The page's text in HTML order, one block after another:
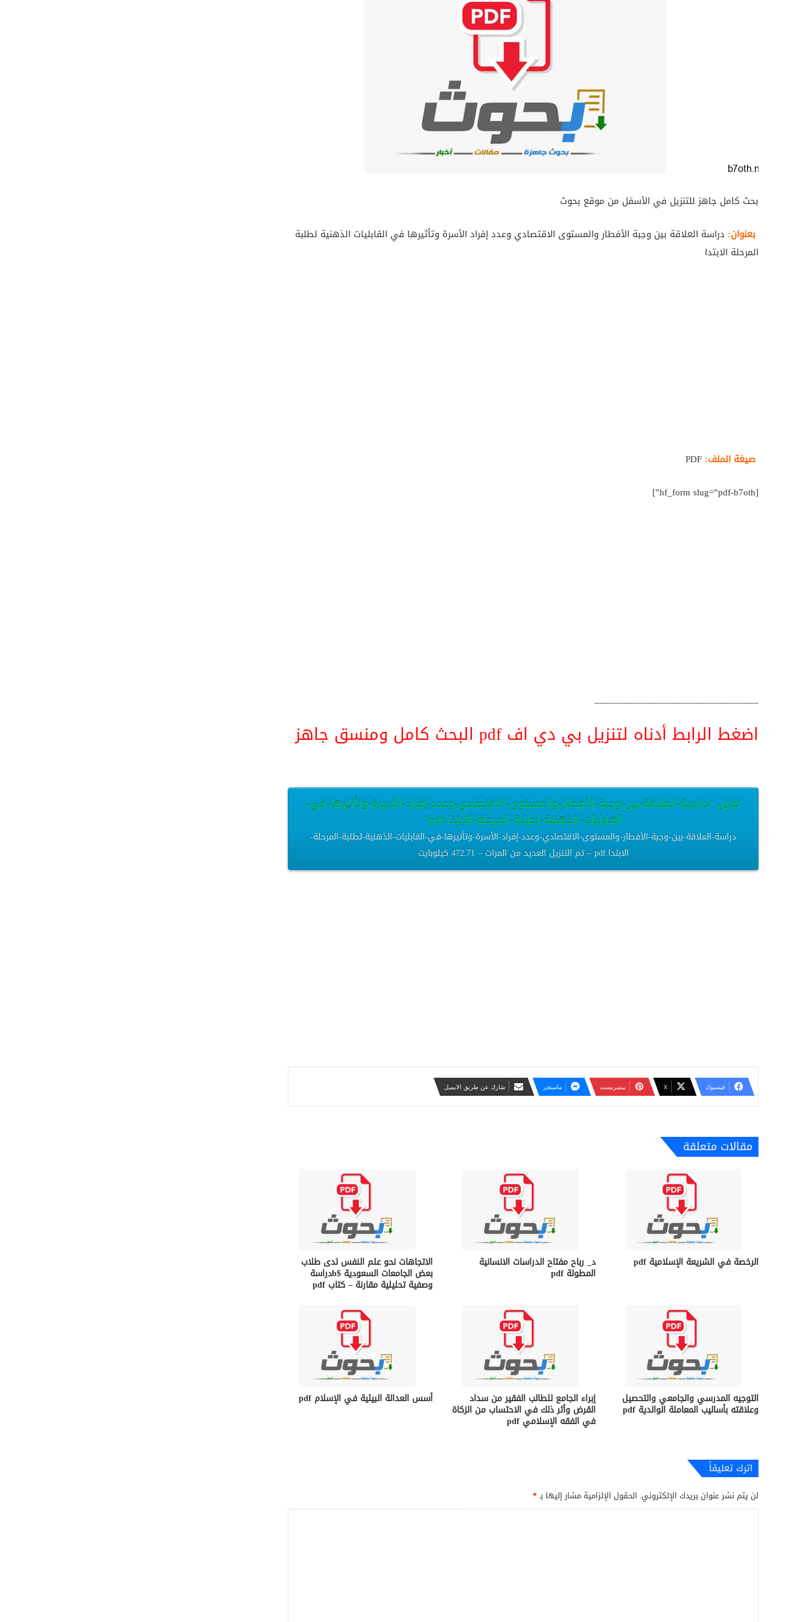
بحث كامل جاهز للتنزيل في الأسفل من موقع بحوث
بعنوان: دراسة العلاقة بين وجبة الأفطار والمستوى الاقتصادي وعدد إفراد الأسرة وتأثيرها في القابليات الذهنية لطلبة
المرحلة الابتدا
صيغة الملف:
[hf_form slug=”pdf-b7oth”]
__________________________________
اضغط الرابط أدناه لتنزيل بي دي اف pdf البحث كامل ومنسق جاهز
تنزيل “دراسة-العلاقة-بين-وجبة-الأفطار-والمستوى-الاقتصادي-وعدد-إفراد-الأسرة-وتأثيرها-في-
القابليات-الذهنية-لطلبة-المرحلة-الابتدا.pdf”
دراسة-العلاقة-بين-وجبة-الأفطار-والمستوى-الاقتصادي-وعدد-إفراد-الأسرة-وتأثيرها-في-القابليات-الذهنية-لطلبة-المرحلة-
الابتدا.pdf – تم التنزيل العديد من المرات – 472.71 كيلوبايت
فيسبوك ‫X بينتيريست ماسنجر شارك عن طريق الايميل
مقالات متعلقة
الرخصة في الشريعة الإسلامية pdf د_ رباح مفتاح الدراسات الانسانية
المطولة pdf
الاتجاهات نحو علم النفس لدى طلاب
بعض الجامعات السعودية $bدراسة
وصفية تحليلية مقارنة – كتاب pdf
التوجيه المدرسي والجامعي والتحصيل
وعلاقته بأساليب المعاملة الوالدية pdf
إبراء الجامع للطالب الفقير من سداد
القرض وأثر ذلك في الاحتساب من الزكاة
في الفقه الإسلامي pdf
أسس العدالة البيئية في الإسلام pdf
اترك تعليقاً
لن يتم نشر عنوان بريدك الإلكتروني. الحقول الإلزامية مشار إليها بـ*